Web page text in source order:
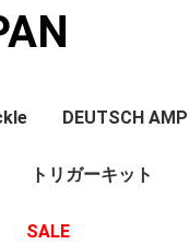
G4+Kurofune
MAZDA
MITSUBISHI
HONDA
TOYOTA
NISSAN
DEUTSCH AMP
AMP SSC
DTM
DT
DTP
その他
ース
ブ
ホース
トリガーキット
SALE